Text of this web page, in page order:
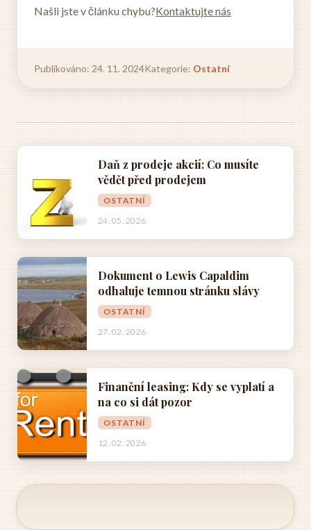
Našli jste v článku chybu?Kontaktujte nás
Publikováno: 24. 11. 2024Kategorie: Ostatní
Daň z prodeje akcií: Co musíte
vědět před prodejem
OSTATNÍ
24. 05. 2026
Dokument o Lewis Capaldim
odhaluje temnou stránku slávy
OSTATNÍ
27. 02. 2026
Finanční leasing: Kdy se vyplatí a
na co si dát pozor
OSTATNÍ
12. 02. 2026